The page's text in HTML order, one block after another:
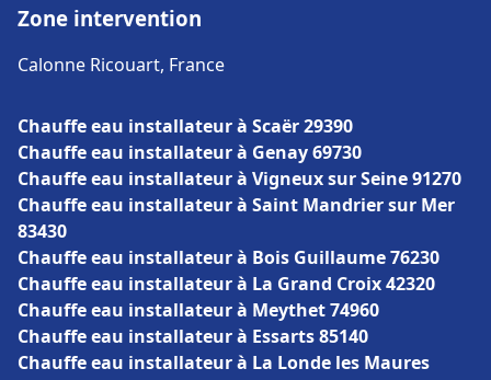
Zone intervention
Calonne Ricouart, France
Chauffe eau installateur à Scaër 29390
Chauffe eau installateur à Genay 69730
Chauffe eau installateur à Vigneux sur Seine 91270
Chauffe eau installateur à Saint Mandrier sur Mer
83430
Chauffe eau installateur à Bois Guillaume 76230
Chauffe eau installateur à La Grand Croix 42320
Chauffe eau installateur à Meythet 74960
Chauffe eau installateur à Essarts 85140
Chauffe eau installateur à La Londe les Maures